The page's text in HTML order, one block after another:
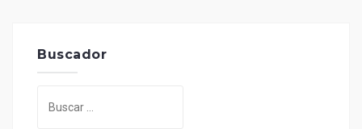
Buscador